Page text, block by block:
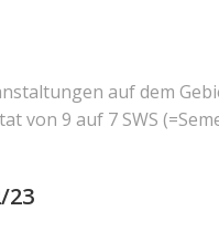
auf dem
von 9 auf 7 SWS
23